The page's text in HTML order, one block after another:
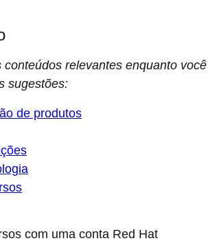
conteúdos relevantes enquanto você
sugestões:
de produtos
com uma conta Red Hat